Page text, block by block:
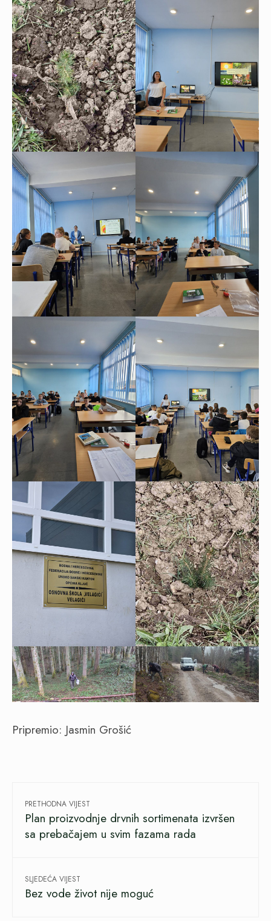
Pripremio: Jasmin Grošić
PRETHODNA VIJEST
Plan proizvodnje drvnih sortimenata izvršen
sa prebačajem u svim fazama rada
SLJEDEĆA VIJEST
Bez vode život nije moguć